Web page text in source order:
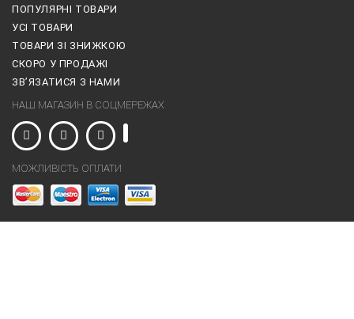
ПОПУЛЯРНІ ТОВАРИ
УСІ ТОВАРИ
ТОВАРИ ЗІ ЗНИЖКОЮ
СКОРО У ПРОДАЖІ
ЗВ’ЯЗАТИСЯ З НАМИ
НАШ МАГАЗИН В СОЦМЕРЕЖАХ
МОЖЛИВІСТЬ ОПЛАТИ